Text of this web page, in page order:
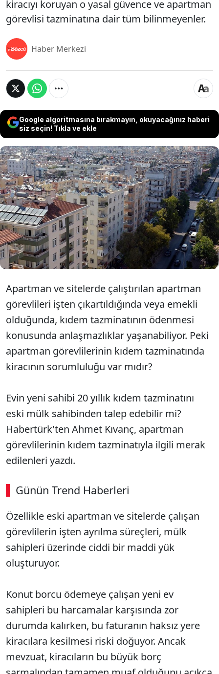
kiracıyı koruyan o yasal güvence ve apartman
görevlisi tazminatına dair tüm bilinmeyenler.
Haber Merkezi
Google algoritmasına bırakmayın, okuyacağınız haberi
siz seçin! Tıkla ve ekle
Apartman ve sitelerde emekli olan ya da işten
çıkarılan apartman görevlilerinin kıdem tazminatı
yükümlülüğü, ev sahipleri ile kiracıları karşı karşıya
getiriyor. Yüksek meblağlara ulaşan bu ödemeleri
bazı mülk sahipleri kiracılara yansıtmaya çalışsa da
kanun net bir sınır çiziyor. İşte milyonlarca kiracıyı
koruyan o yasal güvence ve apartman görevlisi
tazminatına dair tüm bilinmeyenler.
Apartman ve sitelerde çalıştırılan apartman
görevlileri işten çıkartıldığında veya emekli
olduğunda, kıdem tazminatının ödenmesi
konusunda anlaşmazlıklar yaşanabiliyor. Peki
apartman görevlilerinin kıdem tazminatında
kiracının sorumluluğu var mıdır?
Evin yeni sahibi 20 yıllık kıdem tazminatını
eski mülk sahibinden talep edebilir mi?
Habertürk'ten Ahmet Kıvanç, apartman
görevlilerinin kıdem tazminatıyla ilgili merak
edilenleri yazdı.
Günün Trend Haberleri
SÖZCÜ SON DAKİKA
Özellikle eski apartman ve sitelerde çalışan
görevlilerin işten ayrılma süreçleri, mülk
sahipleri üzerinde ciddi bir maddi yük
oluşturuyor.
Konut borcu ödemeye çalışan yeni ev
sahipleri bu harcamalar karşısında zor
durumda kalırken, bu faturanın haksız yere
kiracılara kesilmesi riski doğuyor. Ancak
mevzuat, kiracıların bu büyük borç